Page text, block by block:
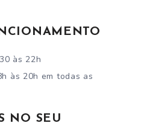
às 22h
às 20h em todas as
NO SEU